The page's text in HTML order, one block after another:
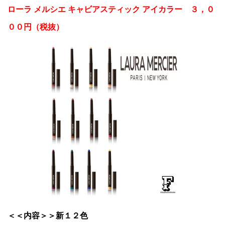
ローラ メルシエ キャビアスティック アイカラー ３，０
００円（税抜）
＜＜内容＞＞新１２色